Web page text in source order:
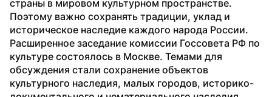
страны в мировом культурном пространстве.
Поэтому важно сохранять традиции, уклад и
историческое наследие каждого народа России.
Расширенное заседание комиссии Госсовета РФ по
культуре состоялось в Москве. Темами для
обсуждения стали сохранение объектов
культурного наследия, малых городов, историко-